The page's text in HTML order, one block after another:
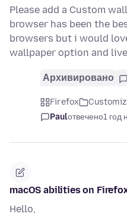
Please add a Custom
browser has been the
browsers but i would
wallpaper option and
Архивировано
Firefox
Paulотвечено1 год
macOS abilities on
Hello,